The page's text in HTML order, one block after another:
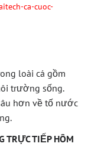
ca-cuoc-
loài cá gồm
trường sống.
hơn về tố nước
TRỰC TIẾP HÔM